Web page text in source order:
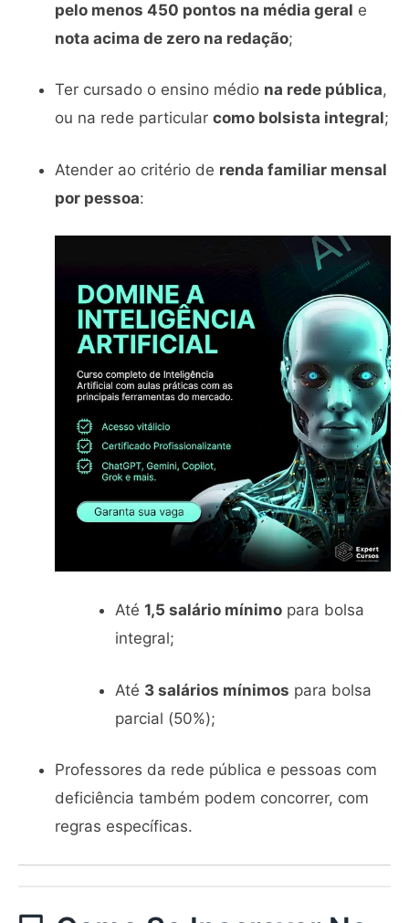
pelo menos 450 pontos na média geral e
nota acima de zero na redação;
Ter cursado o ensino médio na rede pública,
ou na rede particular como bolsista integral;
Atender ao critério de renda familiar mensal
por pessoa:
Até 1,5 salário mínimopara bolsa
integral;
Até 3 salários mínimos para bolsa
parcial (50%);
Professores da rede pública e pessoas com
deficiência também podem concorrer, com
regras específicas.